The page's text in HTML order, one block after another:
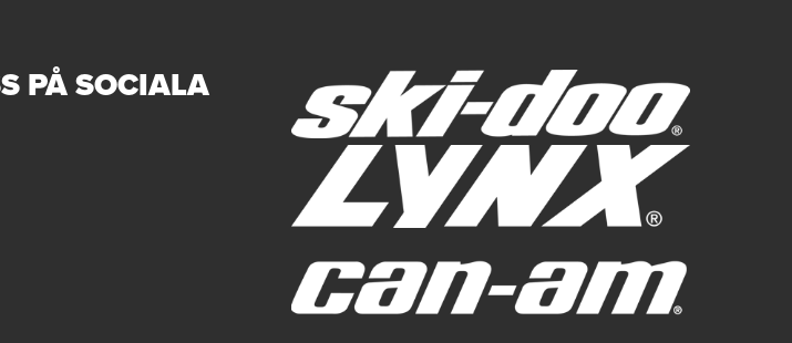
PÅ SOCIALA